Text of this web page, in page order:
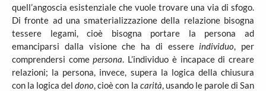
quell’angoscia esistenziale che vuole trovare una via di sfogo.
Di fronte ad una smaterializzazione della relazione bisogna
tessere legami, cioè bisogna portare la persona ad
emanciparsi dalla visione che ha di essereindividuo, per
comprendersi comepersona. L’individuo è incapace di creare
relazioni; la persona, invece, supera la logica della chiusura
con la logica deldono, cioè con la carità, usando le parole di San